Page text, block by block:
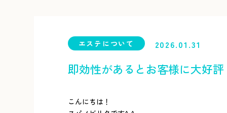
エステについて 2026.01.31
即効性があるとお客様に大好評
こんにちは！